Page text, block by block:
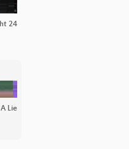
24
Lie